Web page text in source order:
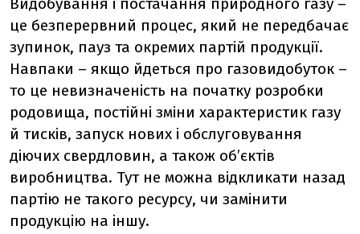
Видобування і постачання природного газу –
це безперервний процес, який не передбачає
зупинок, пауз та окремих партій продукції.
Навпаки – якщо йдеться про газовидобуток –
то це невизначеність на початку розробки
родовища, постійні зміни характеристик газу
й тисків, запуск нових і обслуговування
діючих свердловин, а також об’єктів
виробництва. Тут не можна відкликати назад
партію не такого ресурсу, чи замінити
продукцію на іншу.